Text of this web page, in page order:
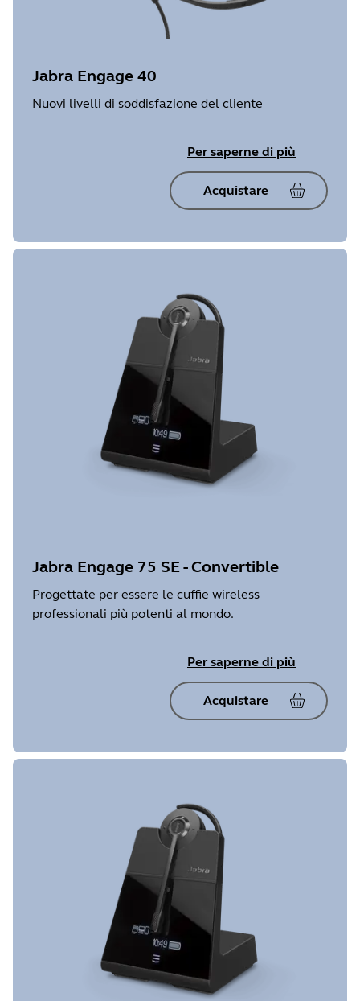
Jabra Engage 40
Nuovi livelli di soddisfazione del cliente
Per saperne di più
Acquistare
Jabra Engage 75 SE - Convertible
Progettate per essere le cuffie wireless
professionali più potenti al mondo.
Per saperne di più
Acquistare